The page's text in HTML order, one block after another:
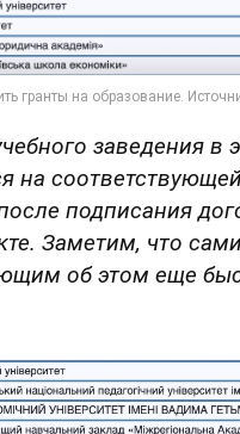
заведения в
на
подписания
Заметим, что
об этом еще